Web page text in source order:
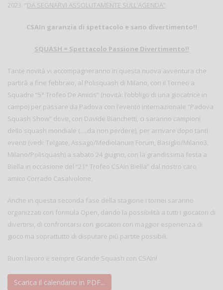
2023. “DA SEGNARVI ASSOLUTAMENTE SULL’AGENDA”
CSAIn garanzia di spettacolo e sano divertimento!!
SQUASH = Spettacolo Passione Divertimento!!
Tante novità vi accompagneranno in questa nuova avventura che
partirà a fine febbraio, al Polisquash di Milano, con il Torneo a
Squadre “5° Trofeo De Amicis” (novità: l’obbligo di una giocatrice in
campo) per passare da Padova con l’evento internazionale “Padova
Squash Show” dove, con Davide Bianchetti, ci saranno campioni
dello squash mondiale (….da non perdere), per arrivare dopo tanti
eventi (vedi: Telgate, Assago/Mediolanum Forum, Basiglio/Milano3,
Milano/Polisquash) a sabato 24 giugno, con la grandissima festa a
Biella in occasione del “21° Trofeo CSAIn Biella” dal nostro caro
amico Corrado Casalvolone.
Anche in questa seconda fase della stagione i tornei saranno
organizzati con formula Open, dando la possibilità a tutti i giocatori di
divertirsi, di confrontarsi con giocatori con maggior esperienza di
gioco ma soprattutto di disputare più partite possibili.
Buon lavoro e sempre Grande Squash con CSAIn!
Scarica il calendario in PDF...